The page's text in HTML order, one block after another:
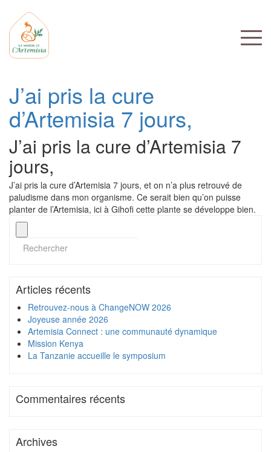
J’ai pris la cure
d’Artemisia 7 jours,
J’ai pris la cure d’Artemisia 7
jours,
J’ai pris la cure d’Artemisia 7 jours, et on n’a plus retrouvé de
paludisme dans mon organisme. Ce serait bien qu’on puisse
planter de l’Artemisia, ici à Gihofi cette plante se développe bien.
Articles récents
Retrouvez-nous à ChangeNOW 2026
Joyeuse année 2026
Artemisia Connect : une communauté dynamique
Mission Kenya
La Tanzanie accueille le symposium
Commentaires récents
Archives